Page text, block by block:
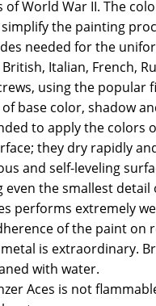
of World War II. The
the painting
needed for the
Italian, French,
using the popular
base color, shadow
to apply the colors
they dry rapidly
and self-leveling
even the smallest detail
performs extremely
of the paint on
is extraordinary.
with water.
Aces is not